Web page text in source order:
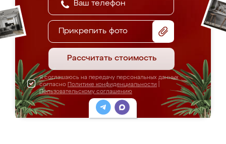
Прикрепить фото
Рассчитать стоимость
Я соглашаюсь на передачу персональных данных
согласно Политике конфиденциальности
Пользовательскому соглашению